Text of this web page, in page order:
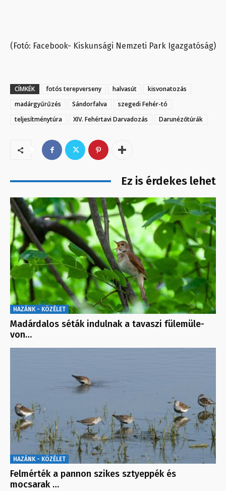
(Fotó: Facebook- Kiskunsági Nemzeti Park Igazgatóság)
CÍMKÉK fotós terepverseny halvasút
kisvonatozás
madárgyűrűzés
Sándorfalva
szegedi Fehér-tó
teljesítménytúra
XIV. Fehértavi Darvadozás Darunézőtúrák
Ez is érdekes lehet
HAZÁNK - KÖZÉLET
Madárdalos séták indulnak a tavaszi fülemüle-
von…
HAZÁNK - KÖZÉLET
Felmérték a pannon szikes sztyeppék és
mocsarak …